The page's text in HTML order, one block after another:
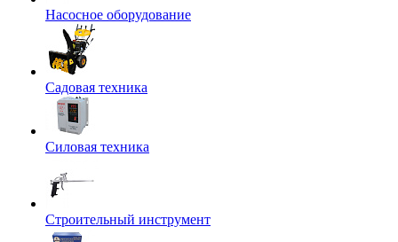
Насосное оборудование
Садовая техника
Силовая техника
Строительный инструмент